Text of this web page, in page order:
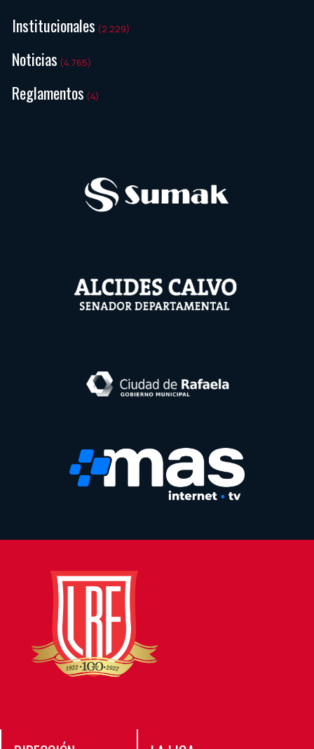
Institucionales (2.229)
Noticias (4.765)
Reglamentos (4)